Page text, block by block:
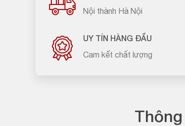
Nội thành Hà Nội
UY TÍN HÀNG ĐẦU
Cam kết chất lượng